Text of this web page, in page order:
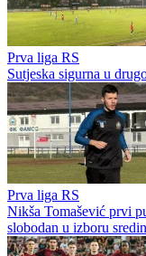
Prva liga RS
Sutjeska sigurna u
Prva liga RS
Nikša Tomašević prvi
slobodan u izboru